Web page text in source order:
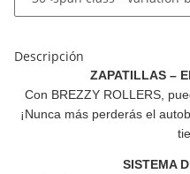
Descripción
ZAPATILLAS –
Con BREZZY ROLLERS,
¡Nunca más perderás el
SISTEMA